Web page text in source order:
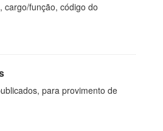
cargo/função, código do
para provimento de